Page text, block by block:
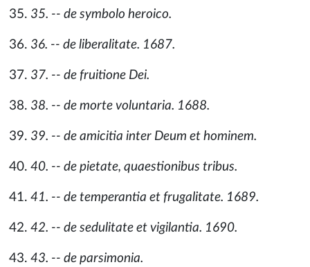
35. -- de symbolo heroico.
36. -- de liberalitate. 1687.
37. -- de fruitione Dei.
38. -- de morte voluntaria. 1688.
39. -- de amicitia inter Deum et hominem.
40. -- de pietate, quaestionibus tribus.
41. -- de temperantia et frugalitate. 1689.
42. -- de sedulitate et vigilantia. 1690.
43. -- de parsimonia.